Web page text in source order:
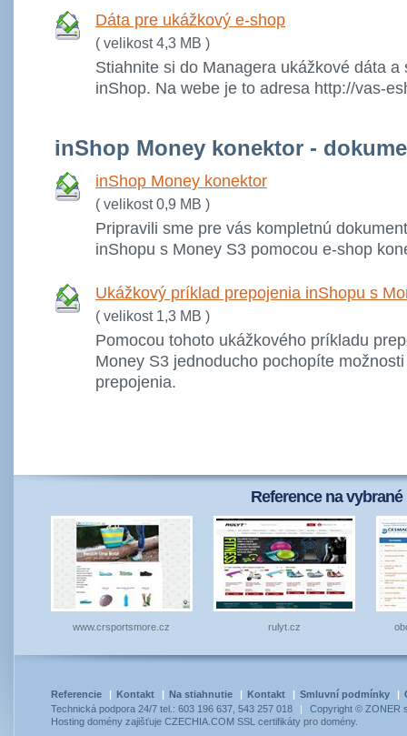
Dáta pre ukážkový e-shop
( velikost 4,3 MB )
Stiahnite si do Managera ukážkové dáta a
inShop. Na webe je to adresa http://vas-
inShop Money konektor -
inShop Money konektor
( velikost 0,9 MB )
Pripravili sme pre vás kompletnú
inShopu s Money S3 pomocou e-shop
Ukážkový príklad prepojenia inShopu s
( velikost 1,3 MB )
Pomocou tohoto ukážkového príkladu
Money S3 jednoducho pochopíte
prepojenia.
Reference na
www.crsportsmore.cz rulyt.cz
Referencie | Kontakt | Na stiahnutie | Kontakt | Smluvní podmínky |
Technická podpora 24/7 tel.: 603 196 637, 543 257 018
|
Copyright © ZONER
Hosting domény zajišťuje CZECHIA.COM SSL certifikáty pro domény.